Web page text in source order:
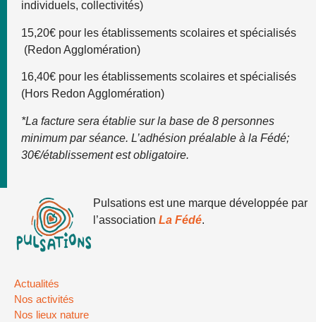
individuels, collectivités)
15,20€ pour les établissements scolaires et spécialisés
(Redon Agglomération)
16,40€ pour les établissements scolaires et spécialisés
(Hors Redon Agglomération)
*La facture sera établie sur la base de 8 personnes
minimum par séance. L’adhésion préalable à la Fédé;
30€/établissement est obligatoire.
Pulsations est une marque développée par
l’association La Fédé.
Actualités
Nos activités
Nos lieux nature